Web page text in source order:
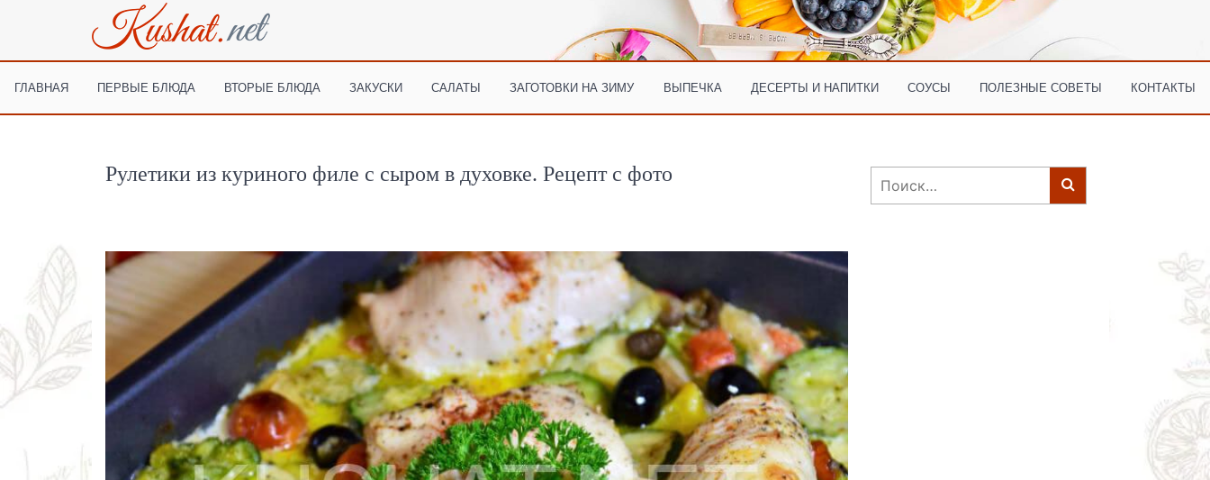
ГЛАВНАЯ ПЕРВЫЕ БЛЮДА ВТОРЫЕ БЛЮДА ЗАКУСКИ САЛАТЫ ЗАГОТОВКИ НА ЗИМУ ВЫПЕЧКА ДЕСЕРТЫ И НАПИТКИ СОУСЫ ПОЛЕЗНЫЕ СОВЕТЫ КОНТАКТЫ
Рулетики из куриного филе с сыром в духовке. Рецепт с фото Найти: